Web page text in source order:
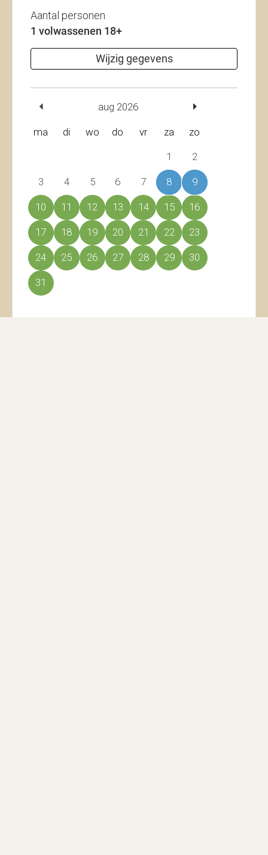
Aantal personen
1 volwassenen 18+
Wijzig gegevens
aug 2026
ma di wo do vr za zo
1 2
3 4 5 6 7 8 9
10 11 12 13 14 15 16
17 18 19 20 21 22 23
24 25 26 27 28 29 30
31